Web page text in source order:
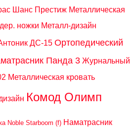
Шанс Престиж Металлическая
ножки Металл-дизайн
ДС-15 Ортопедический
Панда 3 Журнальный
Металлическая кровать
Комод Олимп
Noble Starboom (f) Наматрасник